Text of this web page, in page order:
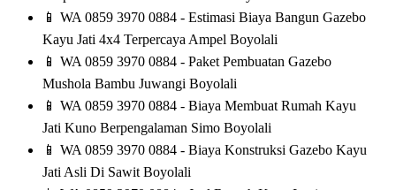
📱 WA 0859 3970 0884 - Estimasi Biaya Bangun Gazebo
Kayu Jati 4x4 Terpercaya Ampel Boyolali
📱 WA 0859 3970 0884 - Paket Pembuatan Gazebo
Mushola Bambu Juwangi Boyolali
📱 WA 0859 3970 0884 - Biaya Membuat Rumah Kayu
Jati Kuno Berpengalaman Simo Boyolali
📱 WA 0859 3970 0884 - Biaya Konstruksi Gazebo Kayu
Jati Asli Di Sawit Boyolali